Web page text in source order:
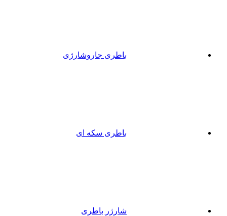
باطری جاروشارژی
باطری سکه ای
شارژر باطری